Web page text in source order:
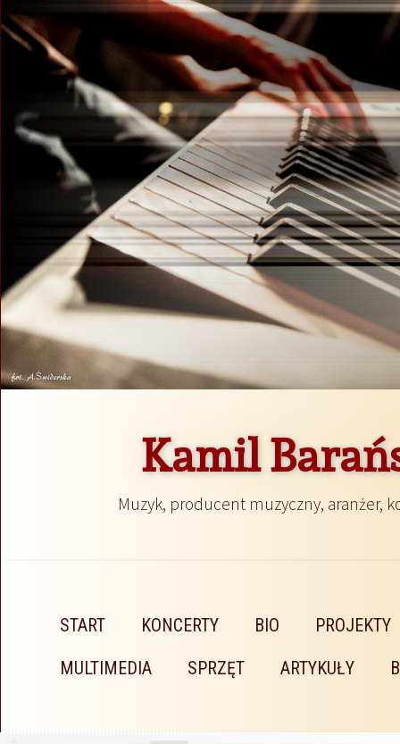
Kamil
Muzyk, producent muzyczny, aranżer,
START KONCERTY BIO
PROJEKTY
MULTIMEDIA
SPRZĘT ARTYKUŁY